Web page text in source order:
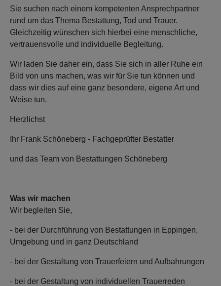
Sie suchen nach einem kompetenten Ansprechpartner
rund um das Thema Bestattung, Tod und Trauer.
Gleichzeitig wünschen sich hierbei eine menschliche,
vertrauensvolle und individuelle Begleitung.
Wir laden Sie daher ein, dass Sie sich in aller Ruhe ein
Bild von uns machen, was wir für Sie tun können und
dass wir dies auf eine ganz besondere, eigene Art und
Weise tun.
Herzlichst
Ihr Frank Schöneberg - Fachgeprüfter Bestatter
und das Team von Bestattungen Schöneberg
Was wir machen
Wir begleiten Sie,
- bei der Durchführung von Bestattungen in Eppingen,
Umgebung und in ganz Deutschland
- bei der Gestaltung von Trauerfeiern und Aufbahrungen
- bei der Gestaltung von individuellen Trauerreden